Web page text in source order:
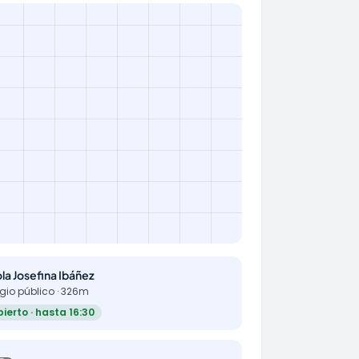
Josefina Ibáñez
público · 326m
· hasta 16:30